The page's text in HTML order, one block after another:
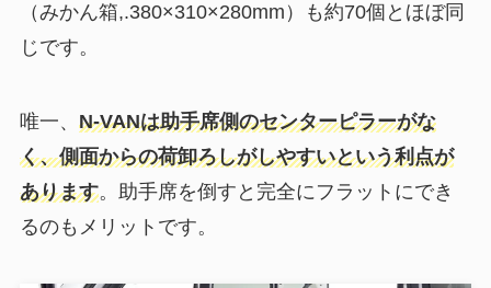
（みかん箱,.380×310×280mm）も約70個とほぼ同
じです。
唯一、 N-VANは助手席側のセンターピラーがな
く、側面からの荷卸ろしがしやすいという利点が
あります。助手席を倒すと完全にフラットにでき
るのもメリットです。